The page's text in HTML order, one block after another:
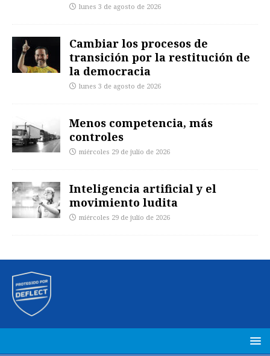
lunes 3 de agosto de 2026
Cambiar los procesos de
transición por la restitución de
la democracia
lunes 3 de agosto de 2026
Menos competencia, más
controles
miércoles 29 de julio de 2026
Inteligencia artificial y el
movimiento ludita
miércoles 29 de julio de 2026